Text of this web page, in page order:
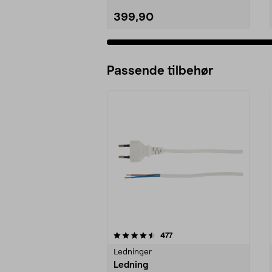
399,90
Passende tilbehør
477anmeldelser
Ledninger
Ledning
4.5av 5 stjerner